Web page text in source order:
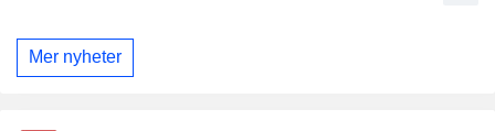
Mer nyheter